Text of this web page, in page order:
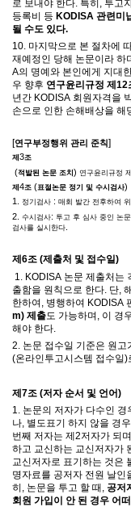
로 보내야 한다. 특히 , 투고
등록비 등 KODISA 관련미
될 수도 있다.
10. 마지막으로 본 절차에
재예정인 당해 논문이라 하
A의 명예와 본인에게 지대
우 향후 연구윤리규정 제 12
년간 KODISA 회원자격을
손으로 인한 손해배상을 해
[연구부정행위 관리 준칙]
제 3조
(적발된 논문 조치 ) 연구윤리규정 제
제 4조 (표절논문 정기 및 수시검사)
1. 정기검사 : 매회 발간 전후하여
2. 수시검사: 투고 후 심사 중인 논문
검사를 실시한다
제 6조 (제출처 및 접수일)
1. KODISA 논문 제출처는
출함을 원칙으로 한다 단
한하여 병행하여 KODISA
m) 제출도 가능하며 이 경
해야 한다
2. 논문 접수일 기준은 원고
(온라인투고시스템 접수일)
제7조 (저자 순서 및 언어)
1. 논문의 저자가 다수인 경
나, 별도표기 하지 않을 경
번째 저자는 제2저자가 되며
하고 교신하는 교신저자가
교신저자로 표기하는 것은
명자료를 공저자 전원 날
히, 논문을 투고 할 때, 공저
회원 가입이 안 된 경우 어